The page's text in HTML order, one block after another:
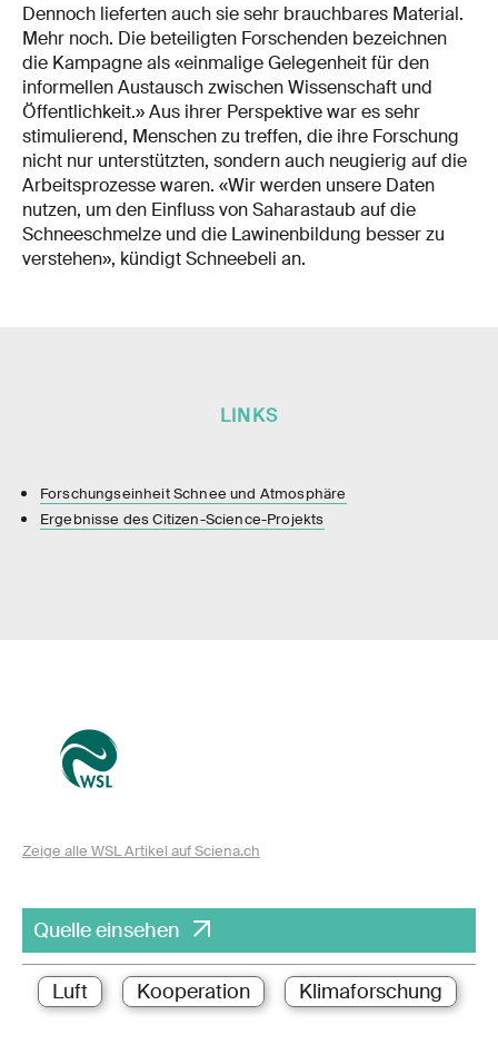
Dennoch lieferten auch sie sehr brauchbares Material.
Mehr noch. Die beteiligten Forschenden bezeichnen
die Kampagne als «einmalige Gelegenheit für den
informellen Austausch zwischen Wissenschaft und
Öffentlichkeit.» Aus ihrer Perspektive war es sehr
stimulierend, Menschen zu treffen, die ihre Forschung
nicht nur unterstützten, sondern auch neugierig auf die
Arbeitsprozesse waren. «Wir werden unsere Daten
nutzen, um den Einfluss von Saharastaub auf die
Schneeschmelze und die Lawinenbildung besser zu
verstehen», kündigt Schneebeli an.
LINKS
Forschungseinheit Schnee und Atmosphäre
Ergebnisse des Citizen-Science-Projekts
Zeige alle WSL Artikel auf Sciena.ch
Quelle einsehen
Luft Kooperation Klimaforschung